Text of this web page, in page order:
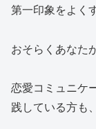
第一印象をよく
おそらくあなた
恋愛コミュニケ
践している方も